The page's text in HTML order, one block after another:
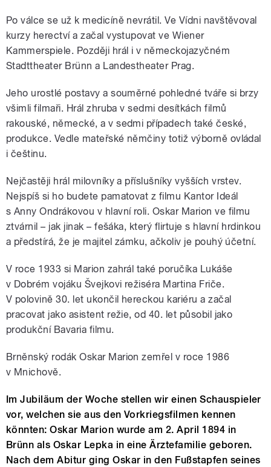
Po válce se už k medicíně nevrátil. Ve Vídni navštěvoval
kurzy herectví a začal vystupovat ve Wiener
Kammerspiele. Později hrál i v německojazyčném
Stadttheater Brünn a Landestheater Prag.
Jeho urostlé postavy a souměrné pohledné tváře si brzy
všimli filmaři. Hrál zhruba v sedmi desítkách filmů
rakouské, německé, a v sedmi případech také české,
produkce. Vedle mateřské němčiny totiž výborně ovládal
i češtinu.
Nejčastěji hrál milovníky a příslušníky vyšších vrstev.
Nejspíš si ho budete pamatovat z filmu Kantor Ideál
s Anny Ondrákovou v hlavní roli. Oskar Marion ve filmu
ztvárnil – jak jinak – fešáka, který flirtuje s hlavní hrdinkou
a předstírá, že je majitel zámku, ačkoliv je pouhý účetní.
V roce 1933 si Marion zahrál také poručíka Lukáše
v Dobrém vojáku Švejkovi režiséra Martina Friče.
V polovině 30. let ukončil hereckou kariéru a začal
pracovat jako asistent režie, od 40. let působil jako
produkční Bavaria filmu.
Brněnský rodák Oskar Marion zemřel v roce 1986
v Mnichově.
Im Jubiläum der Woche stellen wir einen Schauspieler
vor, welchen sie aus den Vorkriegsfilmen kennen
könnten: Oskar Marion wurde am 2. April 1894 in
Brünn als Oskar Lepka in eine Ärztefamilie geboren.
Nach dem Abitur ging Oskar in den Fußstapfen seines